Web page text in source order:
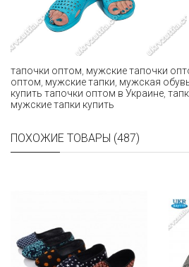
тапочки оптом мужские тапочки
оптом мужские тапки мужская
купить тапочки оптом в Украине
мужские тапки купить
ПОХОЖИЕ ТОВАРЫ (487)